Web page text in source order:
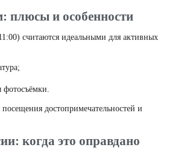
плюсы и особенности
считаются идеальными для активных
фотосъёмки.
достопримечательностей и
когда это оправдано